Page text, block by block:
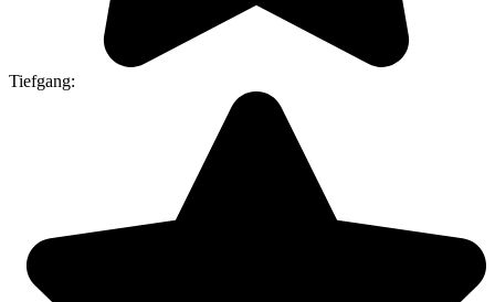
Tiefgang: